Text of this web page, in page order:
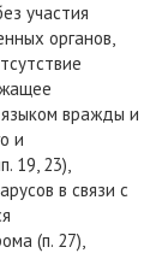
участия
органов,
языком вражды и
и
19, 23),
в связи с
(п. 27),